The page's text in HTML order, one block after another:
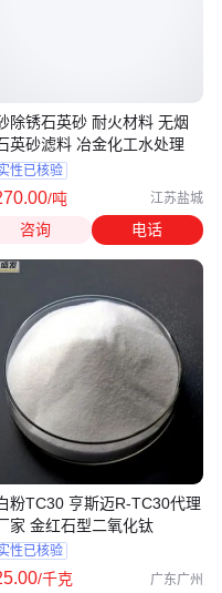
除锈石英砂 耐火材料 无烟
英砂滤料 冶金化工水处理
性已核验
.00/吨 江苏盐城
咨询 电话
粉TC30 亨斯迈R-TC30代理
家 金红石型二氧化钛
性已核验
.00/千克 广东广州